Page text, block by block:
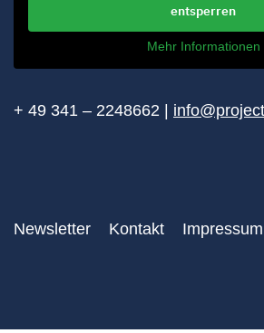
entsperren
Mehr Informationen
+ 49 341 – 2248662 |
Newsletter Kontakt Impressum